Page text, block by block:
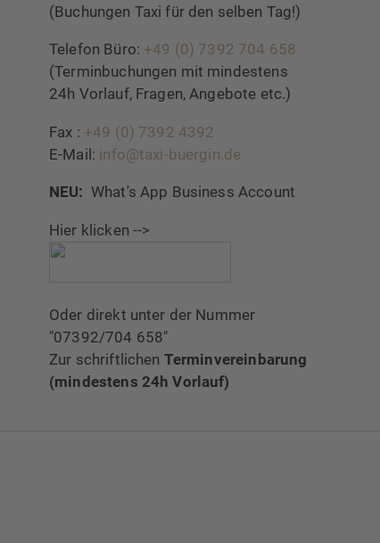
(Buchungen Taxi für den selben Tag!)
Telefon Büro: +49 (0) 7392 704 658
(Terminbuchungen mit mindestens
24h Vorlauf, Fragen, Angebote etc.)
Fax : +49 (0) 7392 4392
E-Mail: info@taxi-buergin.de
NEU: What's App Business Account
Hier klicken -->
Oder direkt unter der Nummer
"07392/704 658"
Zur schriftlichen Terminvereinbarung
(mindestens 24h Vorlauf)